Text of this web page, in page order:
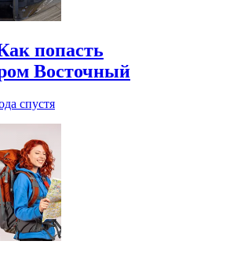
попасть
Восточный
спустя